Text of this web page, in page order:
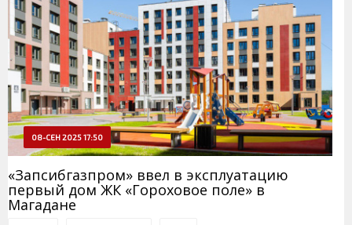
08-СЕН 2025 17:50
«Запсибгазпром» ввел в эксплуатацию
первый дом ЖК «Гороховое поле» в
Магадане